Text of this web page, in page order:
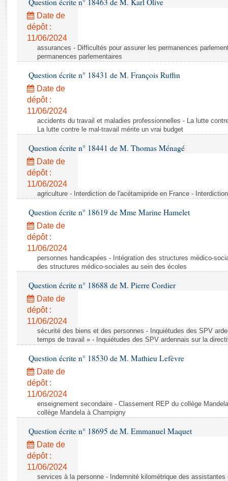
Rapports d'enquête
Rapports législatifs
Rapports sur l'application des lois
Baromètre de l’application des lois
Budget et sécurité sociale
Questions écrites et orales
Comptes rendus des débats
Question écrite n° 18463 de M. Karl Olive
Date de
dépôt :
11/06/2024
assurances - Difficultés pour assurer les permanences
permanences parlementaires
Question écrite n° 18431 de M. François Ruffin
Date de
dépôt :
11/06/2024
accidents du travail et maladies professionnelles - La lutte
La lutte contre le mal-travail mérite un vrai budget
Question écrite n° 18441 de M. Thomas Ménagé
Date de
dépôt :
11/06/2024
agriculture - Interdiction de l'acétamipride en France -
Question écrite n° 18619 de Mme Marine Hamelet
Date de
dépôt :
11/06/2024
personnes handicapées - Intégration des structures médico-
des structures médico-sociales au sein des écoles
Question écrite n° 18688 de M. Pierre Cordier
Date de
dépôt :
11/06/2024
sécurité des biens et des personnes - Inquiétudes des SPV
temps de travail » - Inquiétudes des SPV ardennais sur la
Question écrite n° 18530 de M. Mathieu Lefèvre
Date de
dépôt :
11/06/2024
enseignement secondaire - Classement REP du collège
collège Mandela à Champigny
Question écrite n° 18695 de M. Emmanuel Maquet
Date de
dépôt :
11/06/2024
services à la personne - Indemnité kilométrique des